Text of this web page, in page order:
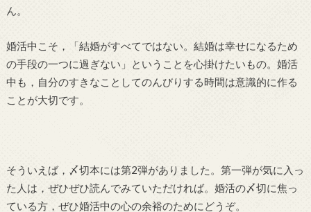
ん。
婚活中こそ，「結婚がすべてではない。結婚は幸せになるため
の手段の一つに過ぎない」ということを心掛けたいもの。婚活
中も，自分のすきなことしてのんびりする時間は意識的に作る
ことが大切です。
そういえば，〆切本には第2弾がありました。第一弾が気に入っ
た人は，ぜひぜひ読んでみていただければ。婚活の〆切に焦っ
ている方，ぜひ婚活中の心の余裕のためにどうぞ。